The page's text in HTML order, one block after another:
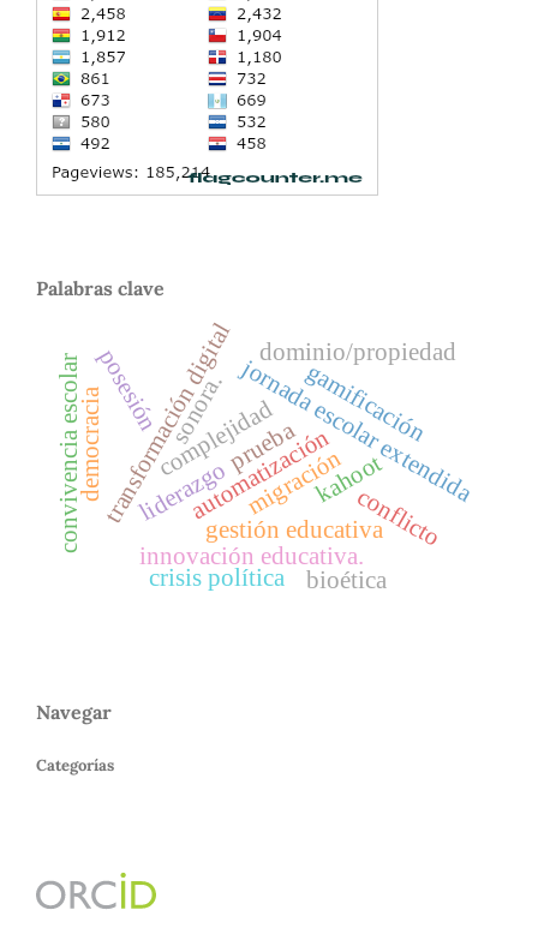
Palabras clave
gestión educativa
jornada escolar extendida
automatización
transformación digital
innovación educativa.
gamificación
kahoot
posesión dominio/propiedad
prueba
crisis política
conflicto
democracia
convivencia escolar liderazgo
complejidad
bioética
sonora.
migración
Navegar
Categorías